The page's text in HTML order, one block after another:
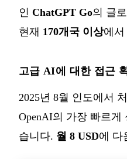
인 ChatGPT Go의 글
현재 170개국 이상에서
고급 AI에 대한 접근
2025년 8월 인도에서
OpenAI의 가장 빠르게
습니다. 월 8 USD에 다